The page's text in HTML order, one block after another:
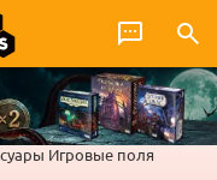
Игровые поля